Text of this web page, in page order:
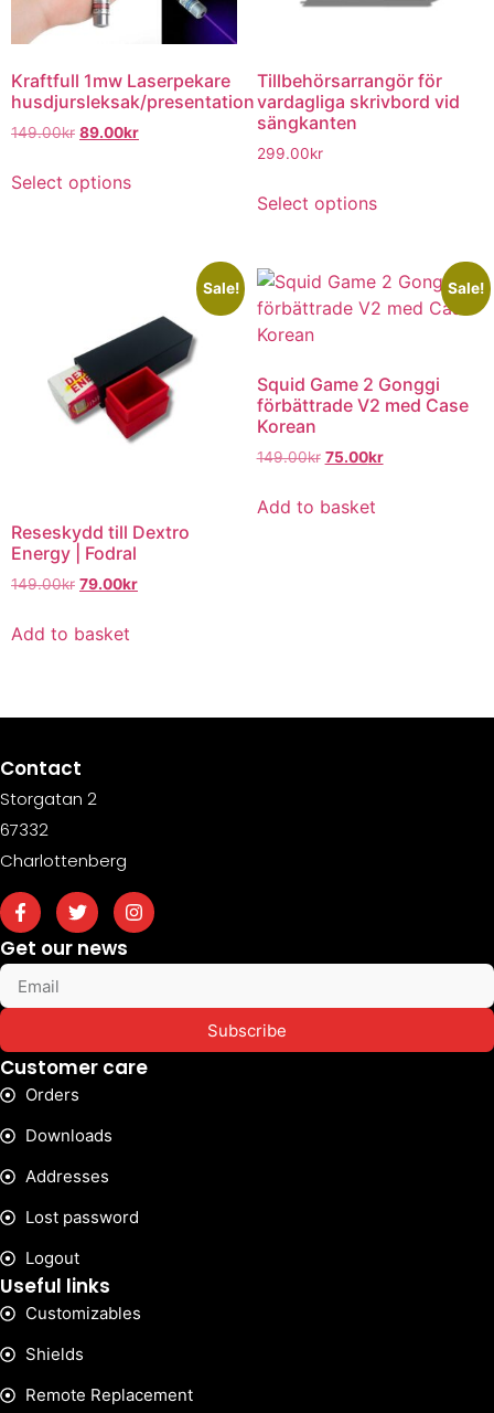
Kraftfull 1mw Laserpekare
husdjursleksak/presentation
149.00kr 89.00kr
Select options
Tillbehörsarrangör för
vardagliga skrivbord vid
sängkanten
299.00kr
Select options
Sale!
Reseskydd till Dextro
Energy | Fodral
149.00kr 79.00kr
Add to basket
Sale!
Squid Game 2 Gonggi
förbättrade V2 med Case
Korean
149.00kr 75.00kr
Add to basket
Contact
Storgatan 2
67332
Charlottenberg
Get our news
Subscribe
Customer care
Orders
Downloads
Addresses
Lost password
Logout
Useful links
Customizables
Shields
Remote Replacement